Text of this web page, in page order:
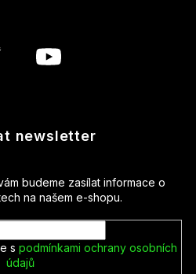
newsletter
budeme zasílat informace o
na našem e-shopu.
s podmínkami ochrany osobních
údajů